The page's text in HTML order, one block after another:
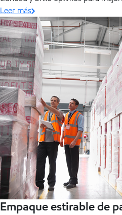
Leer más
Empaque estirable de